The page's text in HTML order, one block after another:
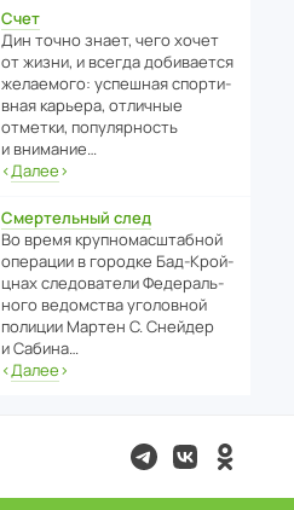
Счет
Дин точно знает, чего хочет
от жизни, и всегда доби­ва­ется
жела­е­мого: успе­шная спор­ти­
вная карьера, отли­чные
отметки, попу­ля­р­ность
и внимание…
‹Далее›
Смертельный след
Во время круп­но­мас­ш­та­бной
операции в городке Бад‑Крой­
цнах следо­ва­тели Феде­раль­
ного ведомства уголо­вной
полиции Мартен С. Снейдер
и Сабина…
‹Далее›